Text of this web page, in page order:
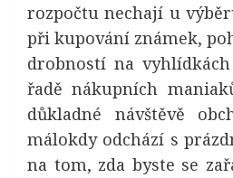
rozpočtu nechají u
při kupování známek,
drobností na
řadě nákupních
důkladné návštěvě
málokdy odchází s
na tom, zda byste se